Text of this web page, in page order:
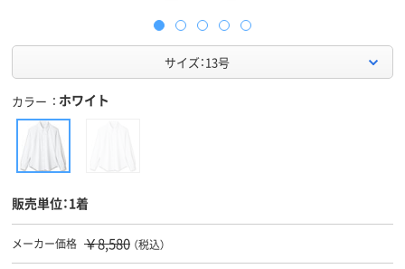
サイズ：13号
カラー ホワイト
販売単位：1着
メーカー価格 ￥8,580 （税込）